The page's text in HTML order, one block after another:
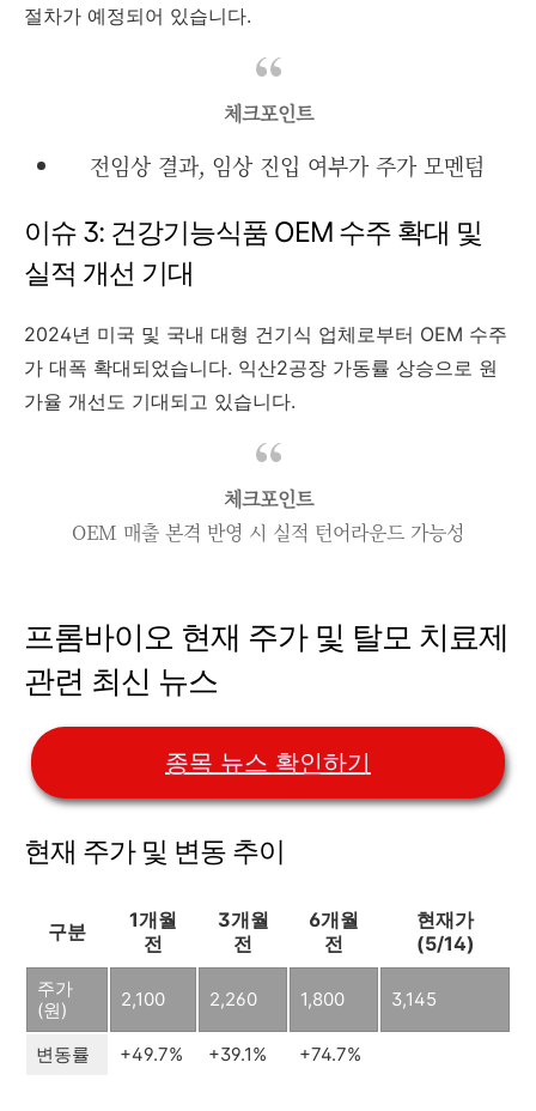
절차가 예정되어 있습니다.
체크포인트
전임상 결과, 임상 진입 여부가 주가 모멘텀
이슈 3: 건강기능식품 OEM 수주 확대 및
실적 개선 기대
2024년 미국 및 국내 대형 건기식 업체로부터 OEM 수주
가 대폭 확대되었습니다. 익산2공장 가동률 상승으로 원
가율 개선도 기대되고 있습니다.
체크포인트
OEM 매출 본격 반영 시 실적 턴어라운드 가능성
프롬바이오 현재 주가 및 탈모 치료제
관련 최신 뉴스
종목 뉴스 확인하기
현재 주가 및 변동 추이
구분
1개월
전
3개월
전
6개월
전
현재가
(5/14)
주가
(원)
2,100 2,260 1,800 3,145
변동률 +49.7% +39.1% +74.7%